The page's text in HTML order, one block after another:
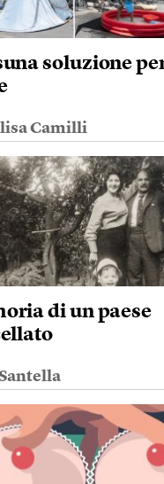
soluzione
Camilli
di un paese